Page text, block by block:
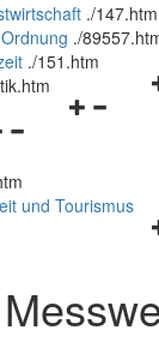
./147.htm
./
./151.htm
und Tourismus